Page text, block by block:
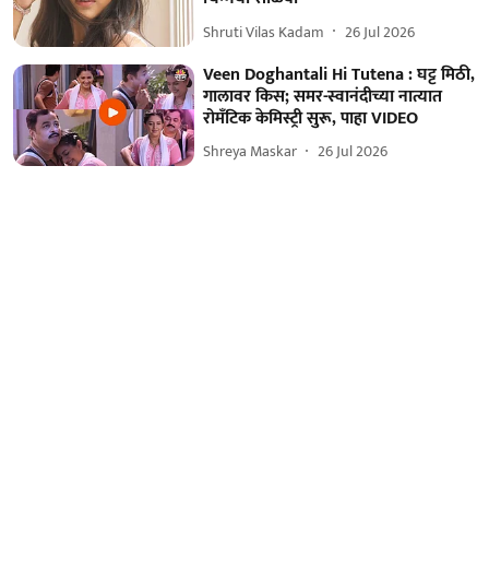
Shruti Vilas Kadam 26 Jul 2026
Veen Doghantali Hi Tutena : घट्ट मिठी,
गालावर किस; समर-स्वानंदीच्या नात्यात
रोमँटिक केमिस्ट्री सुरू, पाहा VIDEO
Shreya Maskar 26 Jul 2026